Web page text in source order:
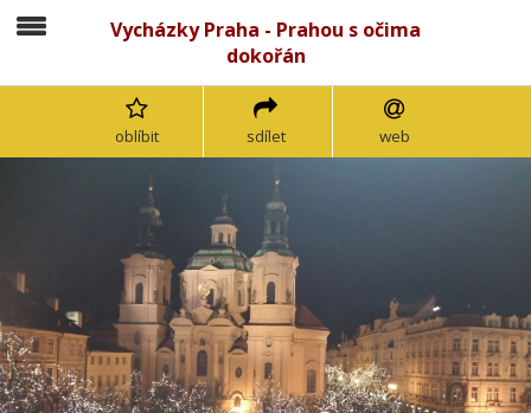
Vycházky Praha - Prahou s očima
dokořán
oblíbit sdílet web